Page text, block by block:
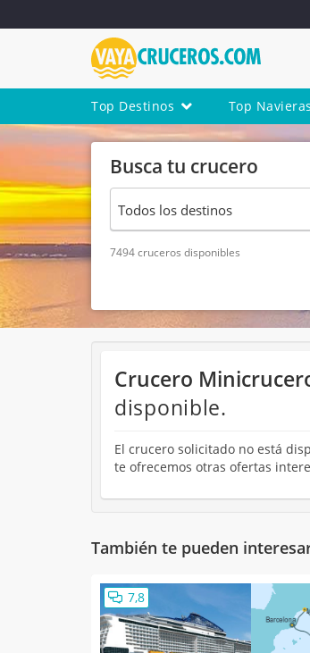
Top Destinos Top Navieras
Busca tu crucero
7494 cruceros disponibles
Crucero
disponible.
El crucero solicitado no está
te ofrecemos otras ofertas
También te pueden
7,8